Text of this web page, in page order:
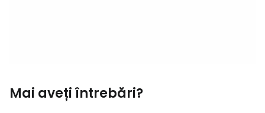
Mai aveți întrebări?